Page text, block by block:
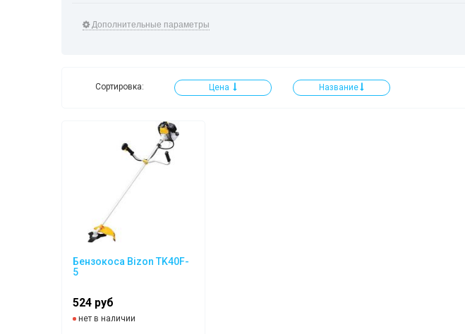
Дополнительные параметры
Сортировка: Цена Название
Бензокоса Bizon TK40F-
5
524 руб
нет в наличии